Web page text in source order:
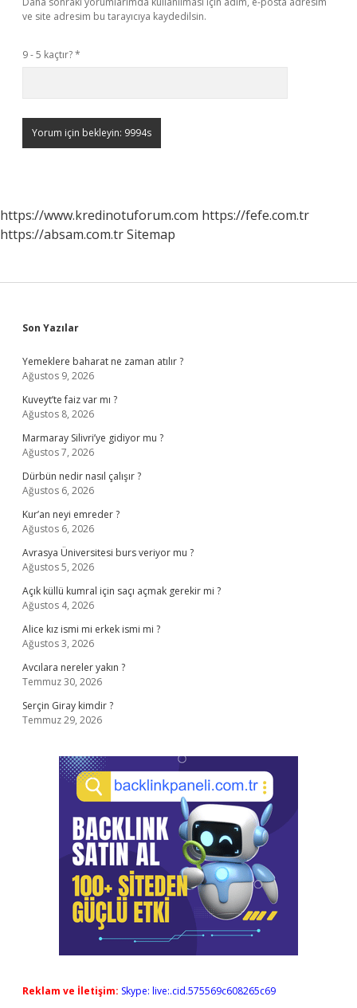
ve site adresim bu tarayıcıya kaydedilsin.
9 - 5 kaçtır?*
https://www.kredinotuforum.com https://fefe.com.tr
https://absam.com.trSitemap
Sidebar
Son Yazılar
Yemeklere baharat ne zaman atılır ?
Ağustos 9, 2026
Kuveyt’te faiz var mı ?
Ağustos 8, 2026
Marmaray Silivri’ye gidiyor mu ?
Ağustos 7, 2026
Dürbün nedir nasıl çalışır ?
Ağustos 6, 2026
Kur’an neyi emreder ?
Ağustos 6, 2026
Avrasya Üniversitesi burs veriyor mu ?
Ağustos 5, 2026
Açık küllü kumral için saçı açmak gerekir mi ?
Ağustos 4, 2026
Alice kız ismi mi erkek ismi mi ?
Ağustos 3, 2026
Avcılara nereler yakın ?
Temmuz 30, 2026
Serçin Giray kimdir ?
Temmuz 29, 2026
Reklam ve İletişim: Skype: live:.cid.575569c608265c69